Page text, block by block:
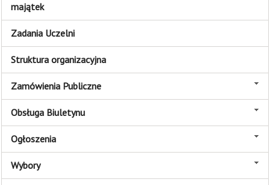
majątek
Zadania Uczelni
Struktura organizacyjna
Zamówienia Publiczne
Obsługa Biuletynu
Ogłoszenia
Wybory